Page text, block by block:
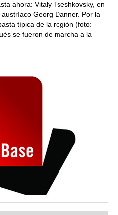
ahora: Vitaly Tseshkovsky, en
Georg Danner. Por la
típica de la región (foto:
se fueron de marcha a la